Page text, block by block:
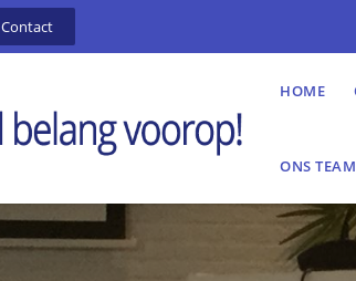
Contact
HOME
ONS TEAM